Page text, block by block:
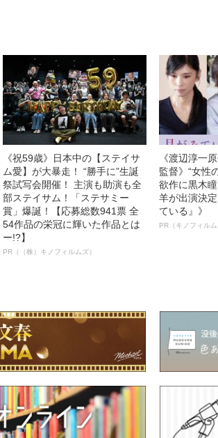
《祝59歳》日本中の【ステイサ
ム愛】が大暴走！ “勝手に”生誕
祭試写会開催！ 主演も助演も全
部ステイサム！「ステサミー
賞」爆誕！【応募総数941票 全
54作品の栄冠に輝いた作品とは
ー!?】
PR（（株）キノフィルムズ）
《渡辺淳一
監督》“女性
欲作に黒木
羊が出演決
ている』》
PR（キノフィルム